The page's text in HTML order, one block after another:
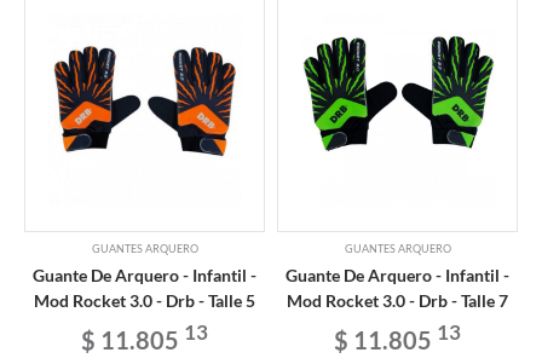
GUANTES ARQUERO
Guante De Arquero - Infantil -
Mod Rocket 3.0 - Drb - Talle 5
$ 11.805 13
GUANTES ARQUERO
Guante De Arquero - Infantil -
Mod Rocket 3.0 - Drb - Talle 7
$ 11.805 13